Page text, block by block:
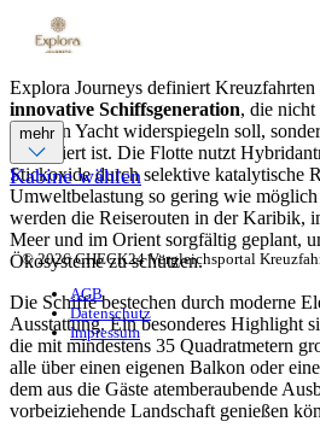
Explora Journeys definiert Kreuzfahrten
innovative Schiffsgeneration, die
privaten Yacht widerspiegeln soll,
konzipiert ist. Die Flotte nutzt
Stickoxide durch selektive katalytische
Umweltbelastung so gering wie
werden die Reiserouten in der Karibik,
Meer und im Orient sorgfältig geplant,
Ökosysteme zu schützen.
Die Schiffe bestechen durch moderne
Ausstattung. Ein besonderes Highlight
die mit mindestens 35 Quadratmetern
alle über einen eigenen Balkon oder
dem aus die Gäste atemberaubende
vorbeiziehende Landschaft genießen
mehr
Kabine wählen
© 2026 CHECK24 Vergleichsportal
AGB
Datenschutz
Impressum